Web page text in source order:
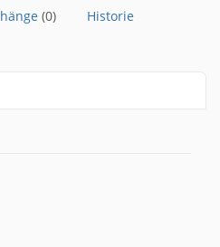
(0) Historie